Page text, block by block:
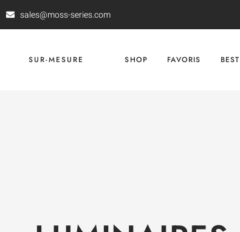
sales@moss-series.com
SUR-MESURE SHOP FAVORIS